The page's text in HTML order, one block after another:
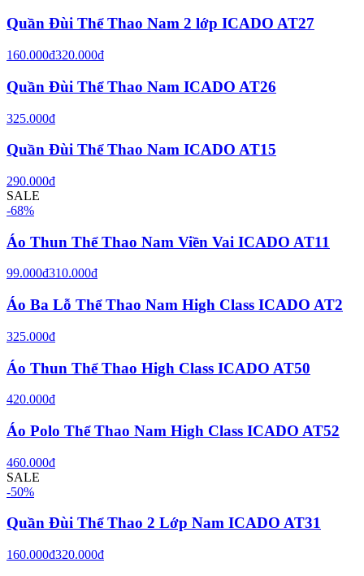
Quần Đùi Thể Thao Nam 2 lớp ICADO AT27
160.000đ320.000đ
Quần Đùi Thể Thao Nam ICADO AT26
325.000đ
Quần Đùi Thể Thao Nam ICADO AT15
290.000đ
SALE
-68%
Áo Thun Thể Thao Nam Viền Vai ICADO AT11
99.000đ310.000đ
Áo Ba Lỗ Thể Thao Nam High Class ICADO AT2
325.000đ
Áo Thun Thể Thao High Class ICADO AT50
420.000đ
Áo Polo Thể Thao Nam High Class ICADO AT52
460.000đ
SALE
-50%
Quần Đùi Thể Thao 2 Lớp Nam ICADO AT31
160.000đ320.000đ